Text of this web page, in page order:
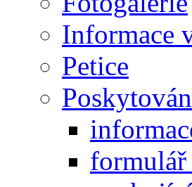
Informace
Petice